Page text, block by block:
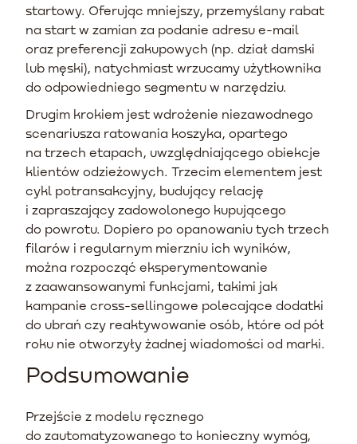
startowy. Oferując mniejszy, przemyślany rabat
na start w zamian za podanie adresu e-mail
oraz preferencji zakupowych (np. dział damski
lub męski), natychmiast wrzucamy użytkownika
do odpowiedniego segmentu w narzędziu.
Drugim krokiem jest wdrożenie niezawodnego
scenariusza ratowania koszyka, opartego
na trzech etapach, uwzględniającego obiekcje
klientów odzieżowych. Trzecim elementem jest
cykl potransakcyjny, budujący relację
i zapraszający zadowolonego kupującego
do powrotu. Dopiero po opanowaniu tych trzech
filarów i regularnym mierzniu ich wyników,
można rozpocząć eksperymentowanie
z zaawansowanymi funkcjami, takimi jak
kampanie cross-sellingowe polecające dodatki
do ubrań czy reaktywowanie osób, które od pół
roku nie otworzyły żadnej wiadomości od marki.
Podsumowanie
Przejście z modelu ręcznego
do zautomatyzowanego to konieczny wymóg,